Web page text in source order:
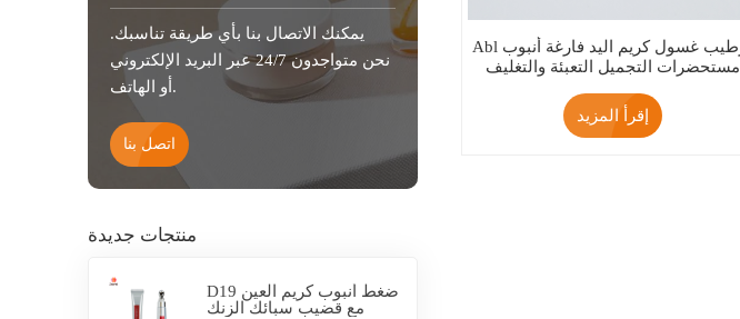
يمكنك الاتصال بنا بأي طريقة تناسبك.
نحن متواجدون 24/7 عبر البريد الإلكتروني
أو الهاتف.
اتصل بنا
منتجات جديدة
D19 ضغط أنبوب كريم العين
مع قضيب سبائك الزنك
Abl ترطيب غسول كريم اليد فارغة أنبوب
مستحضرات التجميل التعبئة والتغليف
إقرأ المزيد